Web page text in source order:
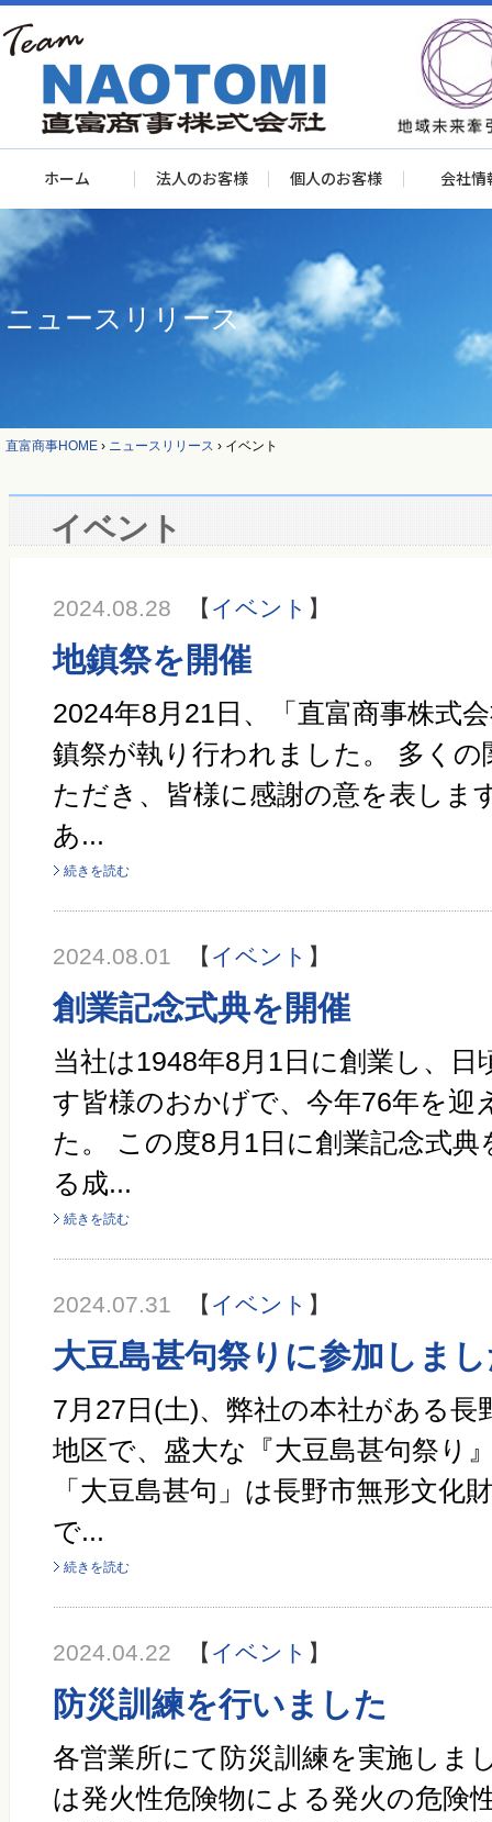
ホーム 法人のお客様 個人のお客様 会社情
ニュースリリース
直富商事HOME › ニュースリリース › イベント
イベント
2024.08.28 【 イベント 】
地鎮祭を開催
2024年8月21日、「直富商事株式
鎮祭が執り行われました。 多く
ただき、皆様に感謝の意を表しま
あ...
続きを読む
2024.08.01 【 イベント 】
創業記念式典を開催
当社は1948年8月1日に創業し、
す皆様のおかげで、今年76年を迎
た。 この度8月1日に創業記念式
る成...
続きを読む
2024.07.31 【 イベント 】
大豆島甚句祭りに参加しま
7月27日(土)、弊社の本社がある長
地区で、盛大な『大豆島甚句祭り
「大豆島甚句」は長野市無形文化
で...
続きを読む
2024.04.22 【 イベント 】
防災訓練を行いました
各営業所にて防災訓練を実施しま
は発火性危険物による発火の危険